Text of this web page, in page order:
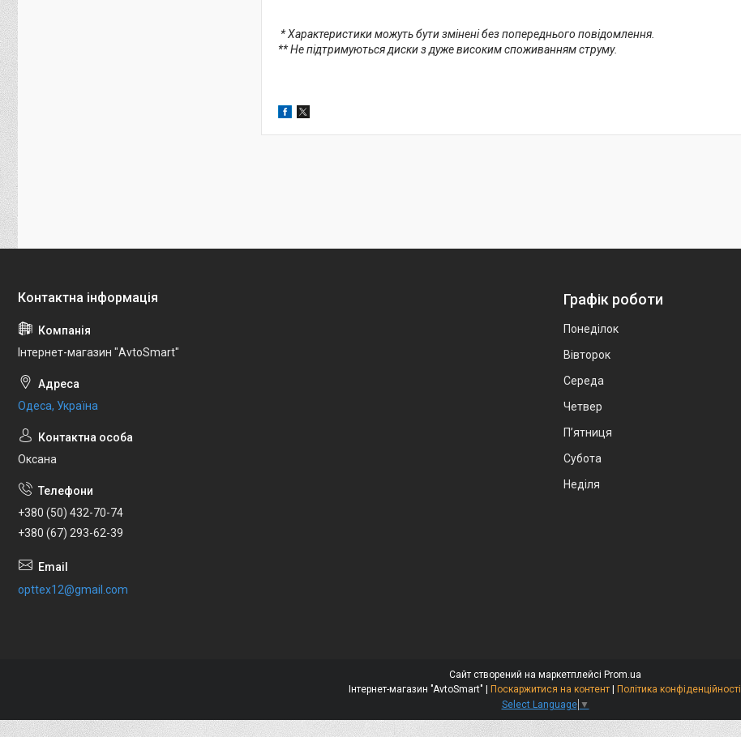
* Характеристики можуть бути змінені без попереднього повідомлення.
** Не підтримуються диски з дуже високим споживанням струму.
Інтернет-магазин "AvtoSmart"
Одеса, Україна
Оксана
+380 (50) 432-70-74
+380 (67) 293-62-39
opttex12@gmail.com
Графік роботи
Понеділок
Вівторок
Середа
Четвер
Пʼятниця
Субота
Неділя
Сайт створений на маркетплейсі Prom.ua
Поскаржитися на контент
Політика конфіденційності
Select Language ▼